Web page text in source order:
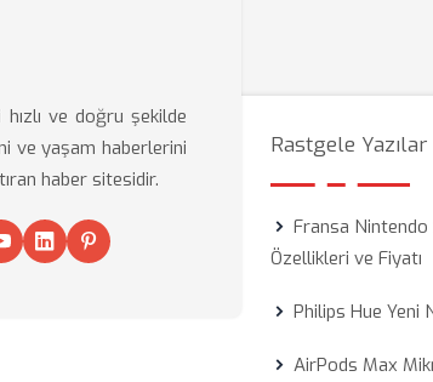
ve doğru şekilde
ve yaşam haberlerini
haber sitesidir.
Rastgele Yazılar
Fransa
Özellikleri ve Fiyatı
Philips Hue Yeni
AirPods Max